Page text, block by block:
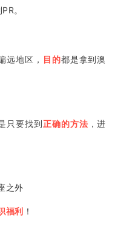
。
远地区， 目的都是拿到澳
只要找到正确的方法 ，进
之外
福利 ！